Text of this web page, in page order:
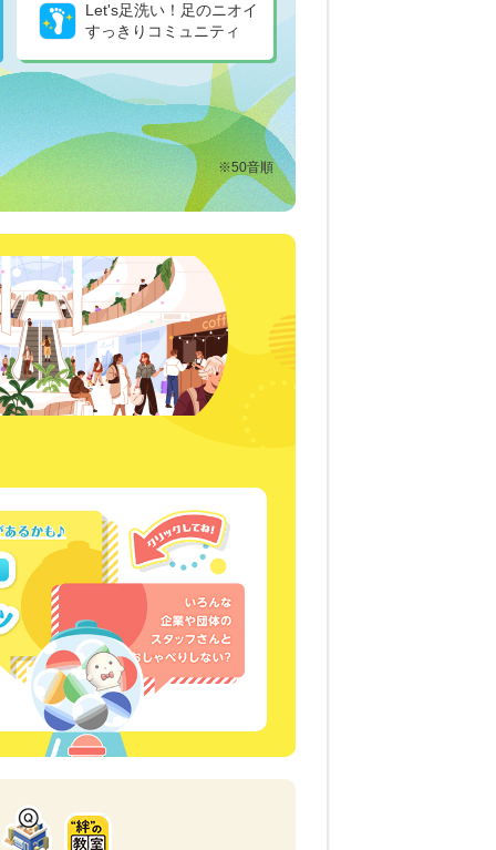
Let's足洗い！足のニオイ
すっきりコミュニティ
※50音順